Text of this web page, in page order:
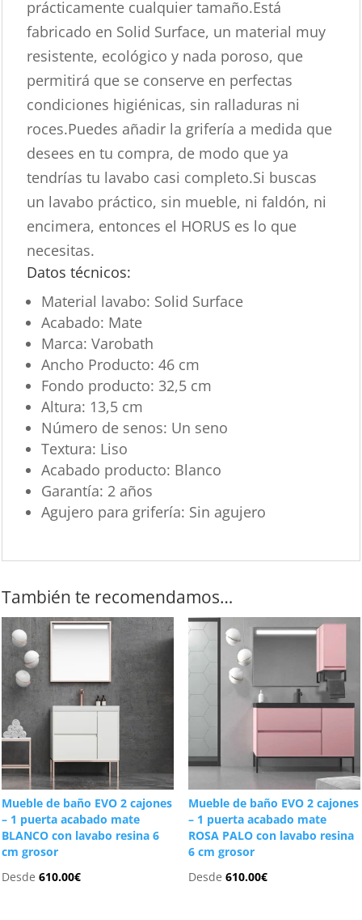
prácticamente cualquier tamaño.Está
fabricado en Solid Surface, un material muy
resistente, ecológico y nada poroso, que
permitirá que se conserve en perfectas
condiciones higiénicas, sin ralladuras ni
roces.Puedes añadir la grifería a medida que
desees en tu compra, de modo que ya
tendrías tu lavabo casi completo.Si buscas
un lavabo práctico, sin mueble, ni faldón, ni
encimera, entonces el HORUS es lo que
necesitas.
Datos técnicos:
Material lavabo: Solid Surface
Acabado: Mate
Marca: Varobath
Ancho Producto: 46 cm
Fondo producto: 32,5 cm
Altura: 13,5 cm
Número de senos: Un seno
Textura: Liso
Acabado producto: Blanco
Garantía: 2 años
Agujero para grifería: Sin agujero
También te recomendamos…
Mueble de baño EVO 2 cajones
– 1 puerta acabado mate
BLANCO con lavabo resina 6
cm grosor
Desde610.00€
Mueble de baño EVO 2 cajones
– 1 puerta acabado mate
ROSA PALO con lavabo resina
6 cm grosor
Desde 610.00€